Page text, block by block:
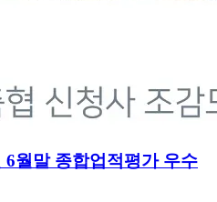
6월말 종합업적평가 우수